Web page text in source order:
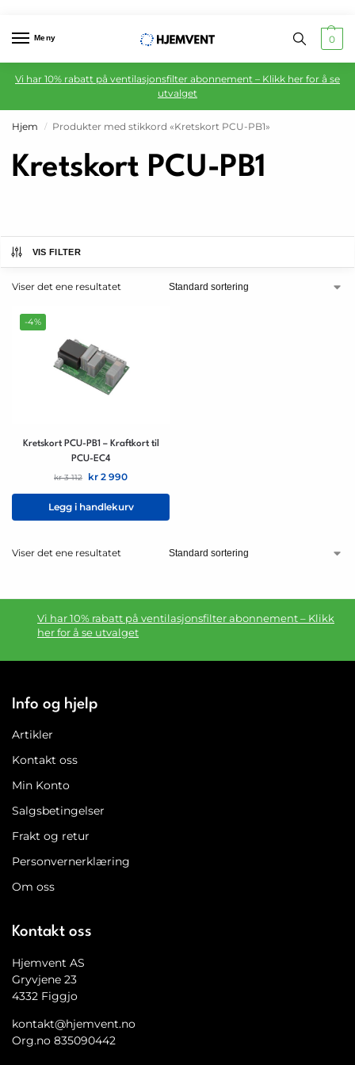
Meny 0
Vi har 10% rabatt på ventilasjonsfilter abonnement – Klikk her for å se
utvalget
Hjem / Produkter med stikkord «Kretskort PCU-PB1»
Kretskort PCU-PB1
VIS FILTER
Viser det ene resultatet
-4%
Kretskort PCU-PB1 – Kraftkort til
PCU-EC4
kr3 112 kr 2 990
Legg i handlekurv
Viser det ene resultatet
Vi har 10% rabatt på ventilasjonsfilter abonnement – Klikk
her for å se utvalget
Info og hjelp
Artikler
Kontakt oss
Min Konto
Salgsbetingelser
Frakt og retur
Personvernerklæring
Om oss
Kontakt oss
Hjemvent AS
Gryvjene 23
4332 Figgjo
kontakt@hjemvent.no
Org.no 835090442